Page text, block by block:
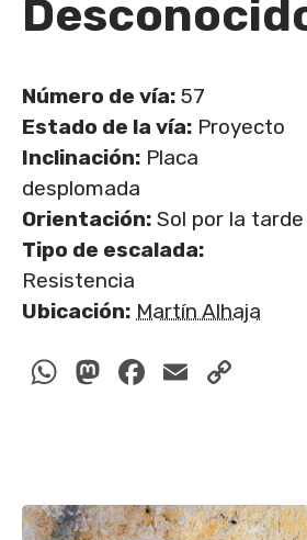
Número de vía: 57
Estado de la vía: Proyecto
Inclinación: Placa
desplomada
Orientación: Sol por la tarde
Tipo de escalada:
Resistencia
Ubicación: Martín Alhaja
WhatsApp
Mastodon
Facebook
Email